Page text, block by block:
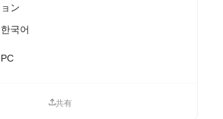
ョン
한국어
PC
共有